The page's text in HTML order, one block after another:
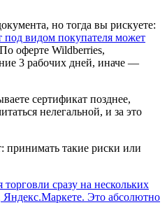
но тогда вы рискуете:
под видом покупателя может
По оферте Wildberries,
3 рабочих дней, иначе —
сертификат позднее,
нелегальной, и за это
принимать такие риски или